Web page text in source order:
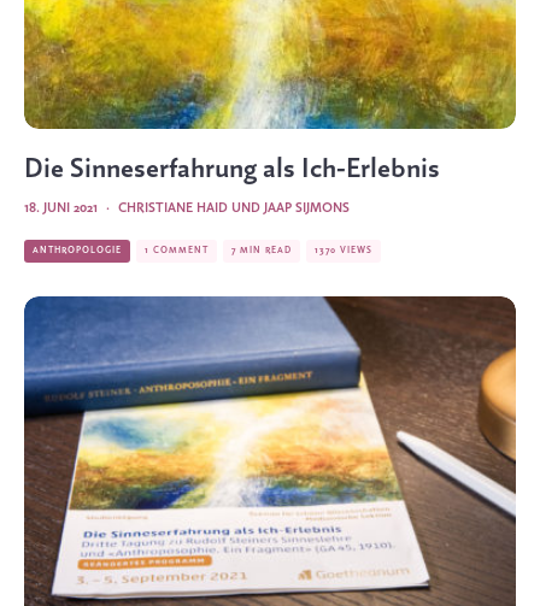
Die Sinneserfahrung als Ich-Erlebnis
CHRISTIANE HAID UND JAAP SIJMONS
·
18. JUNI 2021
ANTHROPOLOGIE 1 COMMENT 7 MIN READ 1370 VIEWS